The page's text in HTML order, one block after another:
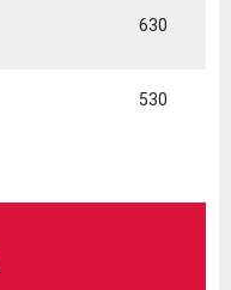
630
530